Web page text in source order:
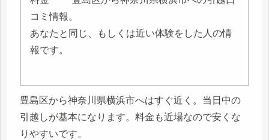
コミ情報。
あなたと同じ、もしくは近い体験をした人の情
報です。
豊島区から神奈川県横浜市へはすぐ近く。当日中の
引越しが基本になります。料金も近場なので安くな
りやすいです。